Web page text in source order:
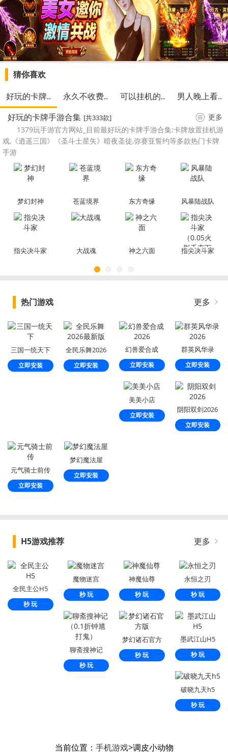
猜你喜欢
好玩的卡牌..
永久不收费.. 可以挂机的..
男人晚上看..
好玩的卡牌手游合集 [共333款]
更多
1379玩手游官方网站_目前最好玩的卡牌手游合集:卡牌放置挂机游
戏,《逍遥三国》《圣斗士星矢》暗夜圣徒,弥赛亚誓约等多款热门卡牌
手游
梦幻封神 苍蓝境界 东方奇缘 风暴陆战队
指尖决斗家 大战魂 神之六面 指尖决斗家
热门游戏 更多
三国一统天下
立即安装
全民乐舞2026
最新版
立即安装
幻兽爱合成
2026
立即安装
群英风华录
2026
立即安装
美美小店
立即安装
阴阳双剑2026
立即安装
元气骑士前传
立即安装
梦幻魔法屋
立即安装
H5游戏推荐 更多
全民主公H5
秒 玩
魔物迷宫
秒 玩
神魔仙尊
秒 玩
永恒之刃
秒 玩
聊斋搜神记
（0.1折钟馗打
鬼）
秒 玩
梦幻诸石官方
版
秒 玩
墨武江山H5
秒 玩
破晓九天h5
秒 玩
当前位置： 手机游戏>调皮小动物